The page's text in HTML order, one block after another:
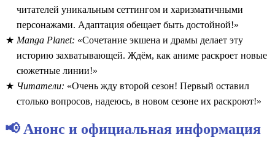
читателей уникальным сеттингом и харизматичными
персонажами. Адаптация обещает быть достойной!»
Manga Planet: «Сочетание экшена и драмы делает эту
историю захватывающей. Ждём, как аниме раскроет новые
сюжетные линии!»
Читатели: «Очень жду второй сезон! Первый оставил
столько вопросов, надеюсь, в новом сезоне их раскроют!»
📢 Анонс и официальная информация